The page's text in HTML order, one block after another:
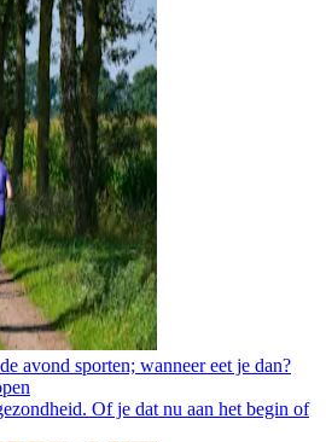
avond sporten; wanneer eet je dan?
Of je dat nu aan het begin of